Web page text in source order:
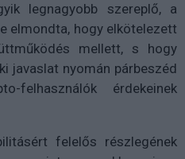
legnagyobb szereplő, a
elmondta, hogy elkötelezett
mellett, s hogy
javaslat nyomán párbeszéd
felhasználók érdekeinek
felelős részlegének